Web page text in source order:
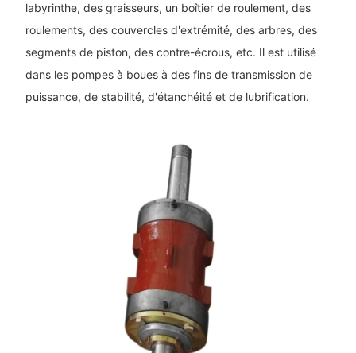
labyrinthe, des graisseurs, un boîtier de roulement, des
roulements, des couvercles d'extrémité, des arbres, des
segments de piston, des contre-écrous, etc. Il est utilisé
dans les pompes à boues à des fins de transmission de
puissance, de stabilité, d'étanchéité et de lubrification.